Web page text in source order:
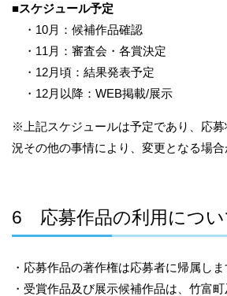
■スケジュール予定
・10月：候補作品確認
・11月：審査会・各賞決定
・12月頃：結果発表予定
・12月以降：WEB掲載/展示
※上記スケジュールは予定であり、応
況その他の事情により、変更となる場合
6 応募作品の利用につい
・応募作品の著作権は応募者に帰属しま
・受賞作品及び展示候補作品は、竹富